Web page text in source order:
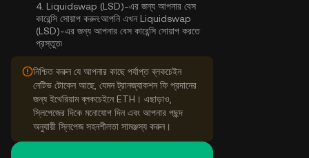
4. Liquidswap (LSD)-এর জন্য আপনার বেস
কারেন্সি সোয়াপ করুন:আপনি এখন Liquidswap
(LSD)-এর জন্য আপনার বেস কারেন্সি সোয়াপ করতে
প্রস্তুত৷
নিশ্চিত করুন যে আপনার কাছে পর্যাপ্ত ব্লকচেইন
নেটিভ টোকেন আছে, যেমন ট্রানজ্যাকশন ফি প্রদানের
জন্য ইথেরিয়াম ব্লকচেইনে ETH। এছাড়াও,
স্লিপেজের দিকে মনোযোগ দিন এবং আপনার পছন্দ
অনুযায়ী স্লিপেজ সহনশীলতা সামঞ্জস্য করুন।